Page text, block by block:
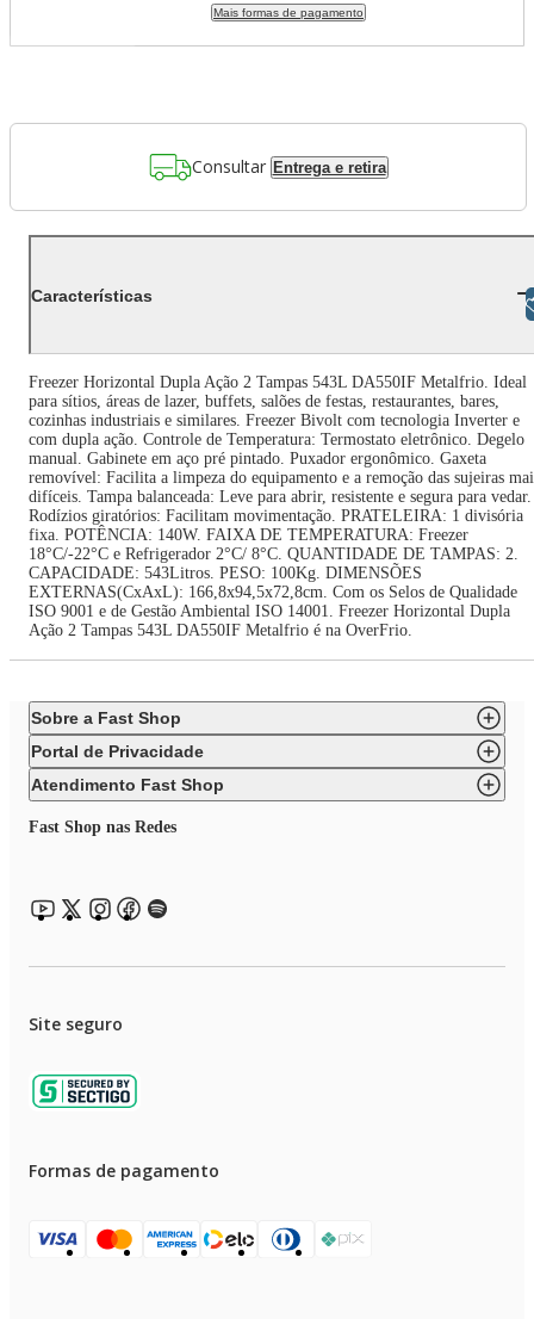
Mais formas de pagamento
Consultar Entrega e retira
Características
Freezer Horizontal Dupla Ação 2 Tampas 543L DA550IF Metalfrio. Ideal
para sítios, áreas de lazer, buffets, salões de festas, restaurantes, bares,
cozinhas industriais e similares. Freezer Bivolt com tecnologia Inverter e
com dupla ação. Controle de Temperatura: Termostato eletrônico. Degelo
manual. Gabinete em aço pré pintado. Puxador ergonômico. Gaxeta
removível: Facilita a limpeza do equipamento e a remoção das sujeiras
difíceis. Tampa balanceada: Leve para abrir, resistente e segura para vedar.
Rodízios giratórios: Facilitam movimentação. PRATELEIRA: 1 divisória
fixa. POTÊNCIA: 140W. FAIXA DE TEMPERATURA: Freezer
18°C/-22°C e Refrigerador 2°C/ 8°C. QUANTIDADE DE TAMPAS: 2.
CAPACIDADE: 543Litros. PESO: 100Kg. DIMENSÕES
EXTERNAS(CxAxL): 166,8x94,5x72,8cm. Com os Selos de Qualidade
ISO 9001 e de Gestão Ambiental ISO 14001. Freezer Horizontal Dupla
Ação 2 Tampas 543L DA550IF Metalfrio é na OverFrio.
Sobre a Fast Shop
Portal de Privacidade
Atendimento Fast Shop
Fast Shop nas Redes
Site seguro
Formas de pagamento